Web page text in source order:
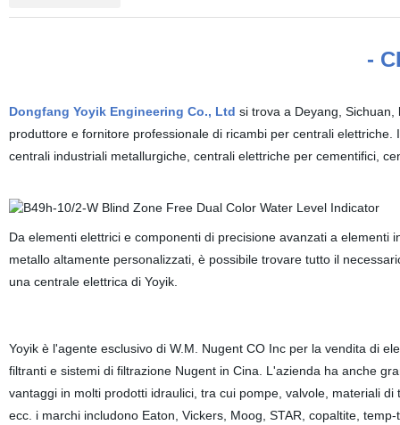
-
Dongfang Yoyik Engineering Co., Ltd si trova a Deyang,
produttore e fornitore professionale di ricambi per centrali
centrali industriali metallurgiche, centrali elettriche per cementifici,
Da elementi elettrici e componenti di precisione avanzati a elementi
metallo altamente personalizzati, è possibile trovare tutto il
una centrale elettrica di Yoyik.
Yoyik è l'agente esclusivo di W.M. Nugent CO Inc per la vendita di
filtranti e sistemi di filtrazione Nugent in Cina. L'azienda ha anche
vantaggi in molti prodotti idraulici, tra cui pompe, valvole, materiali di
ecc. i marchi includono Eaton, Vickers, Moog, STAR, copaltite, temp-